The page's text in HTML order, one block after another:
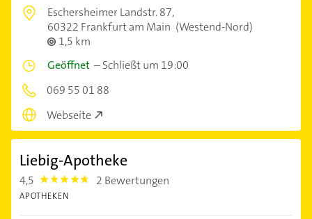
Eschersheimer Landstr. 87,
60322 Frankfurt am Main (Westend-Nord)
1,5 km
Geöffnet –Schließt um 19:00
069 55 01 88
Webseite
Liebig-Apotheke
4,5 4.5 2 Bewertungen
APOTHEKEN